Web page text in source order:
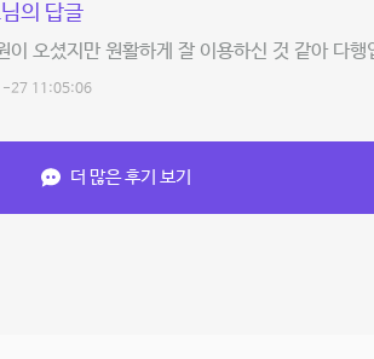
의 답글
이 오셨지만 원활하게 잘 이용하신 것 같아 다
27 11:05:06
더 많은 후기 보기